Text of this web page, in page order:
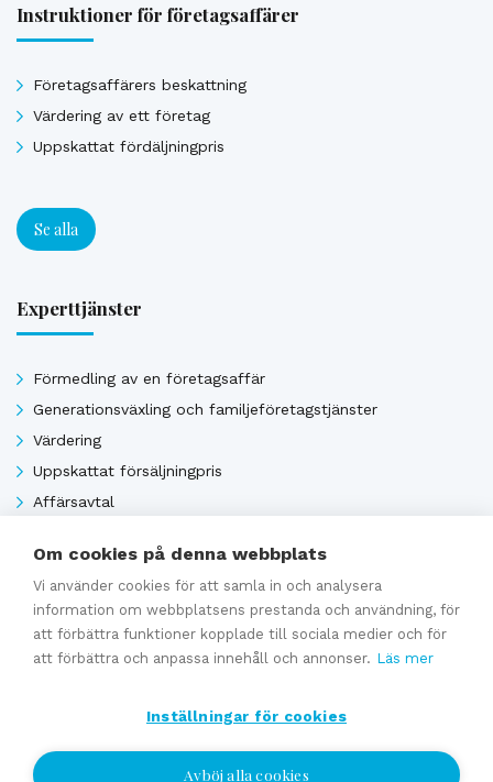
Instruktioner för företagsaffärer
Företagsaffärers beskattning
Värdering av ett företag
Uppskattat fördäljningpris
Se alla
Experttjänster
Förmedling av en företagsaffär
Generationsväxling och familjeföretagstjänster
Värdering
Uppskattat försäljningpris
Affärsavtal
Se alla
Om cookies på denna webbplats
Vi använder cookies för att samla in och analysera
information om webbplatsens prestanda och användning, för
att förbättra funktioner kopplade till sociala medier och för
att förbättra och anpassa innehåll och annonser. Läs mer
Inställningar för cookies
Avböj alla cookies